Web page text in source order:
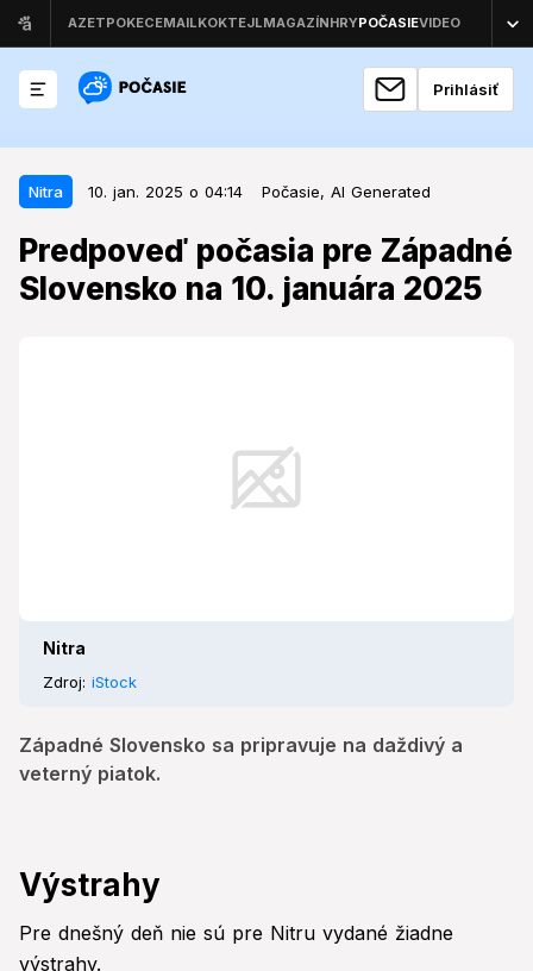
Prihlásiť
Nitra 10. jan. 2025 o 04:14 Počasie, AI Generated
Predpoveď počasia pre Západné
Slovensko na 10. januára 2025
Nitra
Zdroj: iStock
Západné Slovensko sa pripravuje na daždivý a
veterný piatok.
Nitra 10. jan. 2025 o 04:14
Predpoveď počasia pre Západné
Slovensko na 10. januára 2025
Výstrahy
Pre dnešný deň nie sú pre Nitru vydané žiadne
výstrahy.